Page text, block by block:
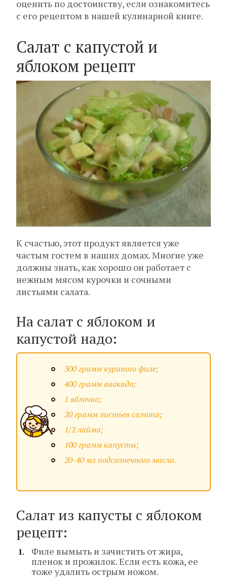
оценить по достоинству, если ознакомитесь
с его рецептом в нашей кулинарной книге.
Салат с капустой и
яблоком рецепт
К счастью, этот продукт является уже
частым гостем в наших домах. Многие уже
должны знать, как хорошо он работает с
нежным мясом курочки и сочными
листьями салата.
На салат с яблоком и
капустой надо:
300 грамм куриного филе;
400 грамм авокадо;
1 яблочко;
20 грамм листьев салата;
1/2 лайма;
100 грамм капусты;
20-40 мл подсолнечного масла.
Салат из капусты с яблоком
рецепт:
Филе вымыть и зачистить от жира,
пленок и прожилок. Если есть кожа, ее
тоже удалить острым ножом.